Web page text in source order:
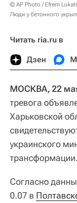
© AP Photo / Efrem
Люди у бетонного
Читать ria.ru в
Дзен
МОСКВА, 22
тревога
Харьковской
украинского
трансформации.
Согласно
0.07 в